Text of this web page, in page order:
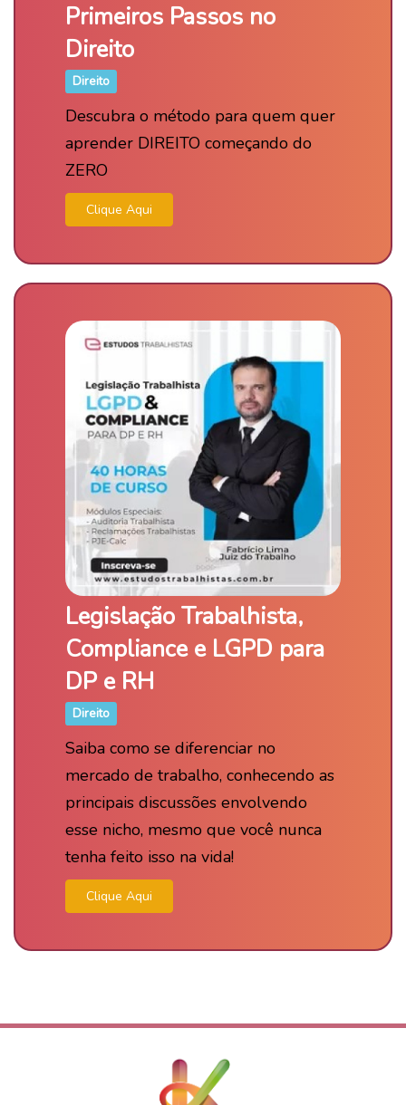
Primeiros Passos no
Direito
Direito
Descubra o método para quem quer
aprender DIREITO começando do
ZERO
Clique Aqui
Legislação Trabalhista,
Compliance e LGPD para
DP e RH
Direito
Saiba como se diferenciar no
mercado de trabalho, conhecendo as
principais discussões envolvendo
esse nicho, mesmo que você nunca
tenha feito isso na vida!
Clique Aqui